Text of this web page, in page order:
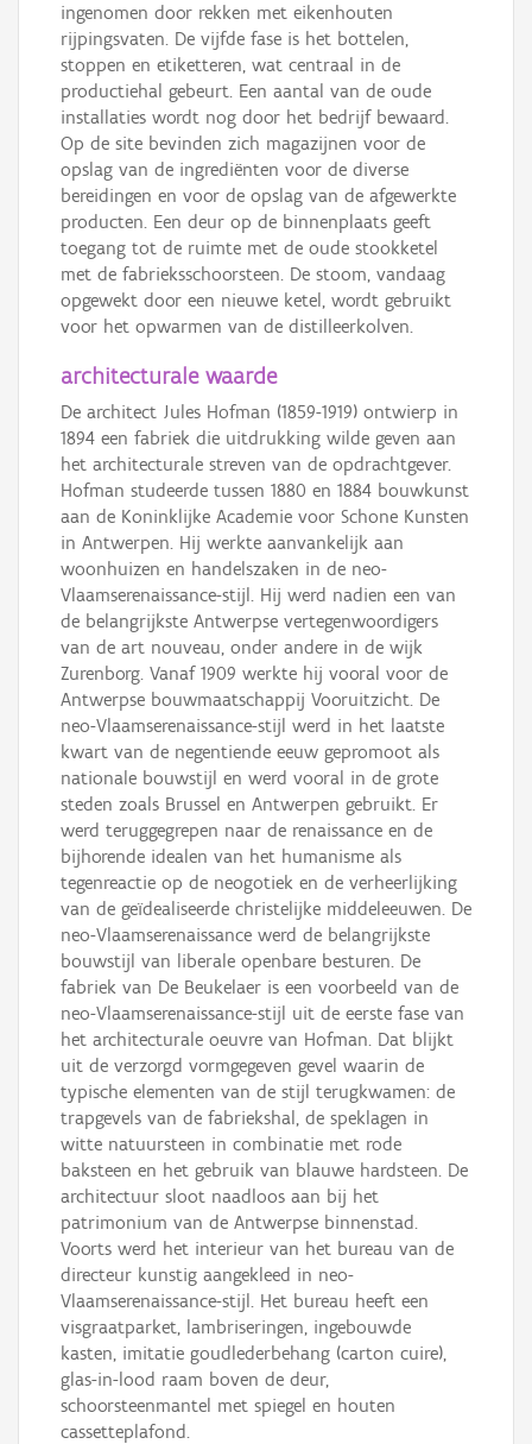
ingenomen door rekken met eikenhouten
rijpingsvaten. De vijfde fase is het bottelen,
stoppen en etiketteren, wat centraal in de
productiehal gebeurt. Een aantal van de oude
installaties wordt nog door het bedrijf bewaard.
Op de site bevinden zich magazijnen voor de
opslag van de ingrediënten voor de diverse
bereidingen en voor de opslag van de afgewerkte
producten. Een deur op de binnenplaats geeft
toegang tot de ruimte met de oude stookketel
met de fabrieksschoorsteen. De stoom, vandaag
opgewekt door een nieuwe ketel, wordt gebruikt
voor het opwarmen van de distilleerkolven.
architecturale waarde
De architect Jules Hofman (1859-1919) ontwierp in
1894 een fabriek die uitdrukking wilde geven aan
het architecturale streven van de opdrachtgever.
Hofman studeerde tussen 1880 en 1884 bouwkunst
aan de Koninklijke Academie voor Schone Kunsten
in Antwerpen. Hij werkte aanvankelijk aan
woonhuizen en handelszaken in de neo-
Vlaamserenaissance-stijl. Hij werd nadien een van
de belangrijkste Antwerpse vertegenwoordigers
van de art nouveau, onder andere in de wijk
Zurenborg. Vanaf 1909 werkte hij vooral voor de
Antwerpse bouwmaatschappij Vooruitzicht. De
neo-Vlaamserenaissance-stijl werd in het laatste
kwart van de negentiende eeuw gepromoot als
nationale bouwstijl en werd vooral in de grote
steden zoals Brussel en Antwerpen gebruikt. Er
werd teruggegrepen naar de renaissance en de
bijhorende idealen van het humanisme als
tegenreactie op de neogotiek en de verheerlijking
van de geïdealiseerde christelijke middeleeuwen. De
neo-Vlaamserenaissance werd de belangrijkste
bouwstijl van liberale openbare besturen. De
fabriek van De Beukelaer is een voorbeeld van de
neo-Vlaamserenaissance-stijl uit de eerste fase van
het architecturale oeuvre van Hofman. Dat blijkt
uit de verzorgd vormgegeven gevel waarin de
typische elementen van de stijl terugkwamen: de
trapgevels van de fabriekshal, de speklagen in
witte natuursteen in combinatie met rode
baksteen en het gebruik van blauwe hardsteen. De
architectuur sloot naadloos aan bij het
patrimonium van de Antwerpse binnenstad.
Voorts werd het interieur van het bureau van de
directeur kunstig aangekleed in neo-
Vlaamserenaissance-stijl. Het bureau heeft een
visgraatparket, lambriseringen, ingebouwde
kasten, imitatie goudlederbehang (carton cuire),
glas-in-lood raam boven de deur,
schoorsteenmantel met spiegel en houten
cassetteplafond.